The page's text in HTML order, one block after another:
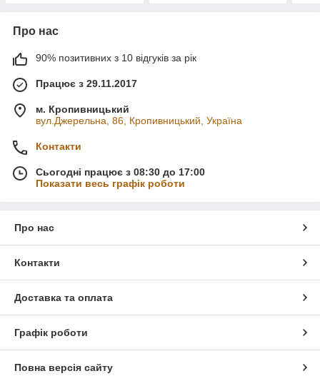
Про нас
90% позитивних з 10 відгуків за рік
Працює з 29.11.2017
м. Кропивницький
вул.Джерельна, 86, Кропивницький, Україна
Контакти
Сьогодні працює з 08:30 до 17:00
Показати весь графік роботи
Про нас
Контакти
Доставка та оплата
Графік роботи
Повна версія сайту